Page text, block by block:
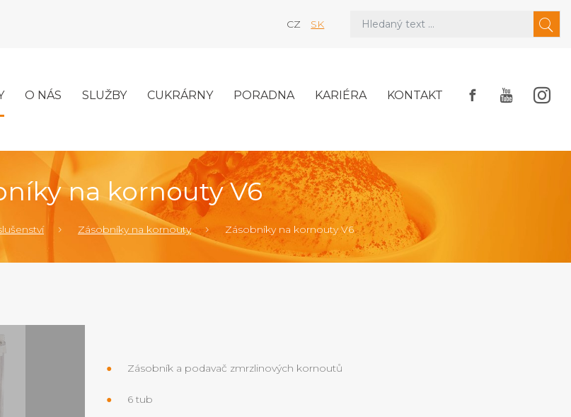
CZ SK
O NÁS SLUŽBY CUKRÁRNY PORADNA KARIÉRA KONTAKT
na kornouty V6
Zásobníky na kornouty Zásobníky na kornouty V6
Zásobník a podavač zmrzlinových kornoutů
6 tub